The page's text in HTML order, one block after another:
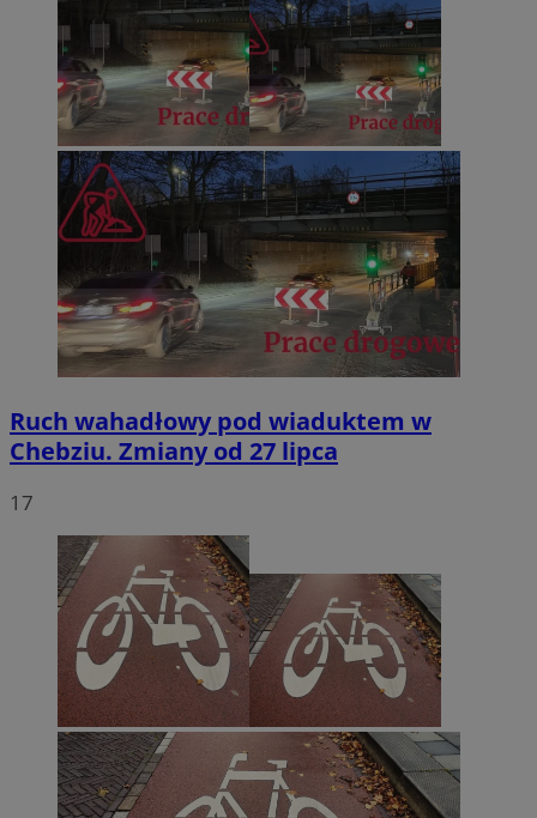
Ruch wahadłowy pod wiaduktem w
Chebziu. Zmiany od 27 lipca
17